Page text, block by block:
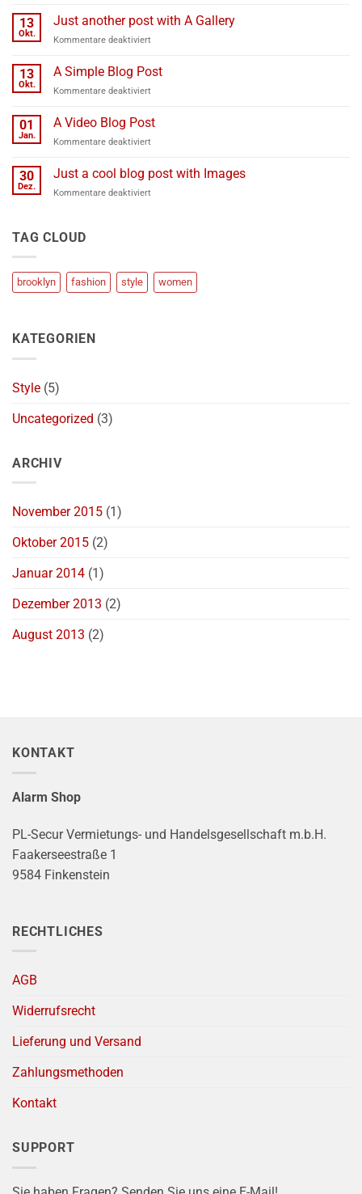
to
13
Okt.
Just another post with A Gallery
Kommentare deaktiviert
another
with
Gallery
13
Okt.
A Simple Blog Post
Kommentare deaktiviert
Simple
Post
01
Jan.
A Video Blog Post
Kommentare deaktiviert
Video
Post
30
Dez.
Just a cool blog post with Images
Kommentare deaktiviert
with
Images
TAG CLOUD
brooklyn fashion style women
KATEGORIEN
Style (5)
Uncategorized (3)
ARCHIV
November 2015 (1)
Oktober 2015 (2)
Januar 2014 (1)
Dezember 2013 (2)
August 2013 (2)
KONTAKT
Alarm Shop
PL-Secur Vermietungs- und Handelsgesellschaft m.b.H.
Faakerseestraße 1
9584 Finkenstein
RECHTLICHES
AGB
Widerrufsrecht
Lieferung und Versand
Zahlungsmethoden
Kontakt
SUPPORT